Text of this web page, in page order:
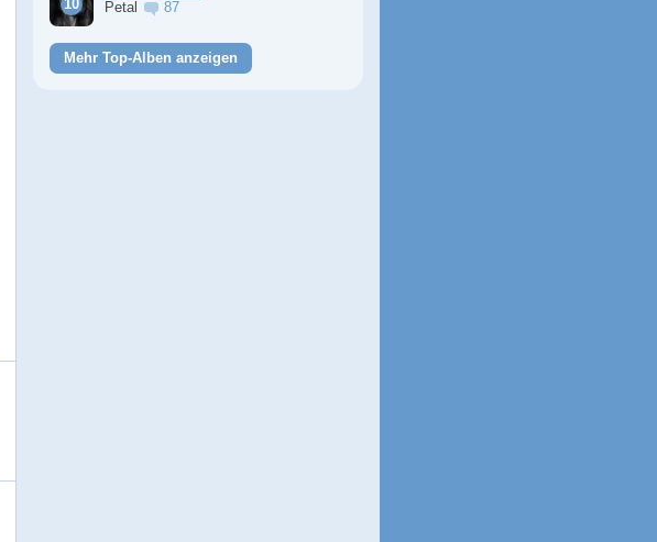
Petal
87
Mehr Top-Alben anzeigen